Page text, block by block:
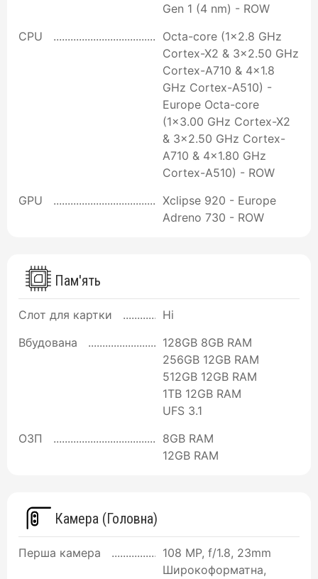
Gen 1 (4 nm) - ROW
CPU
Octa-core (1x2.8 GHz
Cortex-X2 & 3x2.50 GHz
Cortex-A710 & 4x1.8
GHz Cortex-A510) -
Europe Octa-core
(1x3.00 GHz Cortex-X2
& 3x2.50 GHz Cortex-
A710 & 4x1.80 GHz
Cortex-A510) - ROW
GPU
Xclipse 920 - Europe
Adreno 730 - ROW
Пам'ять
Слот для картки
Ні
Вбудована
128GB 8GB RAM
256GB 12GB RAM
512GB 12GB RAM
1TB 12GB RAM
UFS 3.1
ОЗП
8GB RAM
12GB RAM
Камера (Головна)
Перша камера
108 MP, f/1.8, 23mm
Широкоформатна,